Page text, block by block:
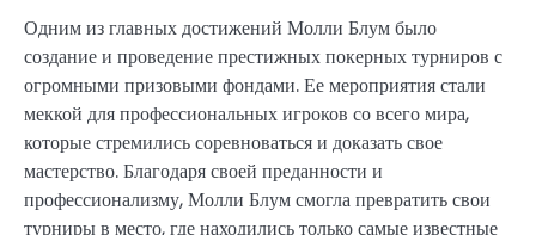
Одним из главных достижений Молли Блум было
создание и проведение престижных покерных турниров с
огромными призовыми фондами. Ее мероприятия стали
меккой для профессиональных игроков со всего мира,
которые стремились соревноваться и доказать свое
мастерство. Благодаря своей преданности и
профессионализму, Молли Блум смогла превратить свои
турниры в место, где находились только самые известные